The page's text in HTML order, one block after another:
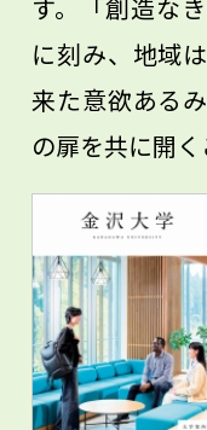
す。「創造な
に刻み、地域
来た意欲ある
の扉を共に開く